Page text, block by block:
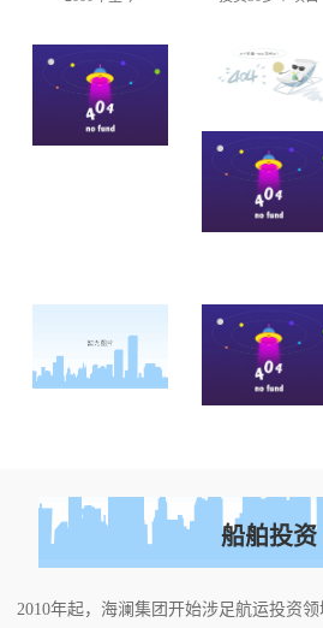
船舶投资
2010年起，海澜集团开始涉足航运投资